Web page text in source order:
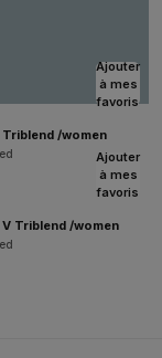
Ajouter
à mes
favoris
/women
Ajouter
à mes
favoris
Triblend /women